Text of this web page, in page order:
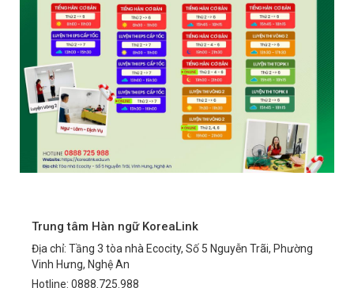
Trung tâm Hàn ngữ KoreaLink
Địa chỉ: Tầng 3 tòa nhà Ecocity, Số 5 Nguyễn Trãi, Phường
Vinh Hưng, Nghệ An
Hotline: 0888.725.988